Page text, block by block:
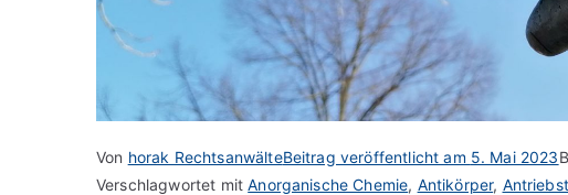
Von horak RechtsanwälteBeitrag veröffentlicht am 5. Mai 2023
Verschlagwortet mitAnorganische Chemie, Antikörper,